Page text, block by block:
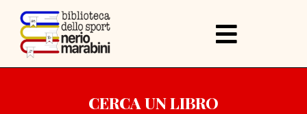
CERCA UN LIBRO